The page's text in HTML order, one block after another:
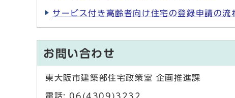
サービス付き高齢者向け住宅の登録申請の流
お問い合わせ
東大阪市建築部住宅政策室 企画推進課
電話: 06(4309)3232